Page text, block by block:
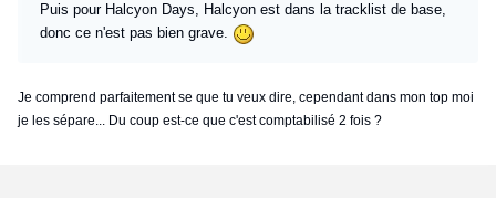
Puis pour Halcyon Days, Halcyon est dans la tracklist de base,
donc ce n'est pas bien grave.
Je comprend parfaitement se que tu veux dire, cependant dans mon top moi
je les sépare... Du coup est-ce que c'est comptabilisé 2 fois ?